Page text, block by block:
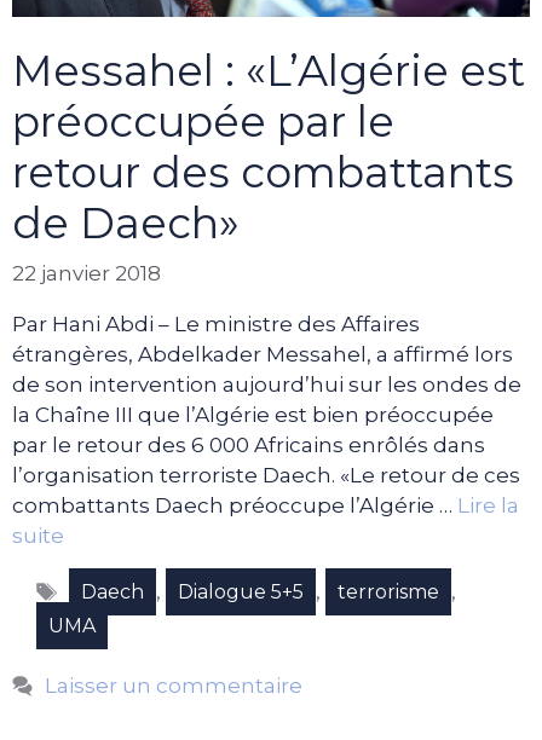
Messahel : «L’Algérie est
préoccupée par le
retour des combattants
de Daech»
22 janvier 2018
Par Hani Abdi – Le ministre des Affaires
étrangères, Abdelkader Messahel, a affirmé lors
de son intervention aujourd’hui sur les ondes de
la Chaîne III que l’Algérie est bien préoccupée
par le retour des 6 000 Africains enrôlés dans
l’organisation terroriste Daech. «Le retour de ces
combattants Daech préoccupe l’Algérie … Lire la
suite
Étiquettes
Daech , Dialogue 5+5 , terrorisme ,
UMA
Laisser un commentaire